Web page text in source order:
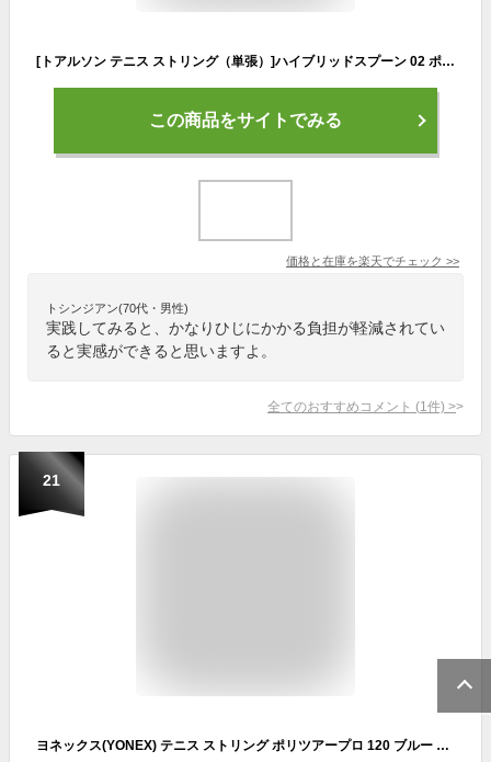
[トアルソン テニス ストリング（単張）]ハイブリッドスプーン 02 ポリ・マルチ／HYBRID SPOON 02 POLY×MULTI（7430225）ガット(ポリエステル×ナイロンマルチハイブリッド)
この商品をサイトでみる
価格と在庫を楽天でチェック >>
トシンジアン(70代・男性)
実践してみると、かなりひじにかかる負担が軽減されてい
ると実感ができると思いますよ。
全てのおすすめコメント (1 件) >
21
ヨネックス(YONEX) テニス ストリング ポリツアープロ 120 ブルー 12m PTGP120